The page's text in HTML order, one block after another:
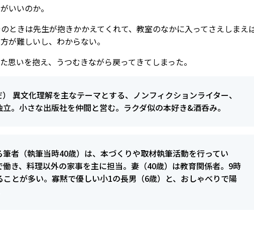
いいのか。
ときは先生が抱きかかえてくれて、教室のなかに入ってさえしまえ
が難しいし、わからない。
思いを抱え、うつむきながら戻ってきてしまった。
異文化理解を主なテーマとする、ノンフィクションライター、
。小さな出版社を仲間と営む。ラクダ似の本好き&酒呑み。
筆者（執筆当時40歳）は、本づくりや取材執筆活動を行ってい
き、料理以外の家事を主に担当。妻（40歳）は教育関係者。9時
とが多い。寡黙で優しい小1の長男（6歳）と、おしゃべりで陽